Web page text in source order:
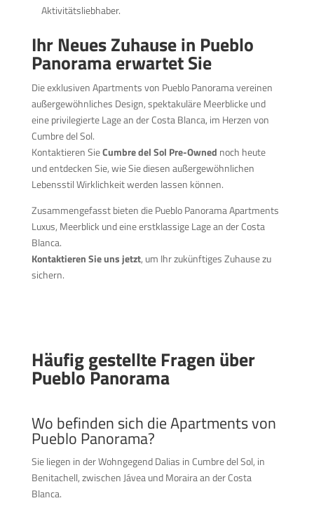
Aktivitätsliebhaber.
Ihr Neues Zuhause in Pueblo
Panorama erwartet Sie
Die exklusiven Apartments von Pueblo Panorama vereinen
außergewöhnliches Design, spektakuläre Meerblicke und
eine privilegierte Lage an der Costa Blanca, im Herzen von
Cumbre del Sol.
Kontaktieren SieCumbre del Sol Pre-Owned noch heute
und entdecken Sie, wie Sie diesen außergewöhnlichen
Lebensstil Wirklichkeit werden lassen können.
Zusammengefasst bieten die Pueblo Panorama Apartments
Luxus, Meerblick und eine erstklassige Lage an der Costa
Blanca.
Kontaktieren Sie uns jetzt, um Ihr zukünftiges Zuhause zu
sichern.
Häufig gestellte Fragen über
Pueblo Panorama
Wo befinden sich die Apartments von
Pueblo Panorama?
Sie liegen in der Wohngegend Dalias in Cumbre del Sol, in
Benitachell, zwischen Jávea und Moraira an der Costa
Blanca.